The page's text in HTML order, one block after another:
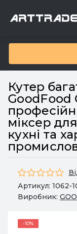
Кутер
GoodFood
міксер
кухні та
Артикул: 1062-
Виробник:
-10%